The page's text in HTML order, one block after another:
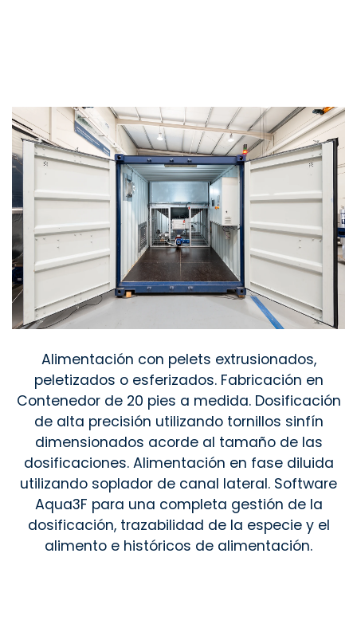
Alimentación con pelets extrusionados,
peletizados o esferizados. Fabricación en
Contenedor de 20 pies a medida. Dosificación
de alta precisión utilizando tornillos sinfín
dimensionados acorde al tamaño de las
dosificaciones. Alimentación en fase diluida
utilizando soplador de canal lateral. Software
Aqua3F para una completa gestión de la
dosificación, trazabilidad de la especie y el
alimento e históricos de alimentación.